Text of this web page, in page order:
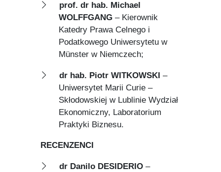
prof. dr hab. Michael
WOLFFGANG – Kierownik
Katedry Prawa Celnego i
Podatkowego Uniwersytetu w
Münster w Niemczech;
dr hab. Piotr WITKOWSKI –
Uniwersytet Marii Curie –
Skłodowskiej w Lublinie Wydział
Ekonomiczny, Laboratorium
Praktyki Biznesu.
RECENZENCI
dr Danilo DESIDERIO–